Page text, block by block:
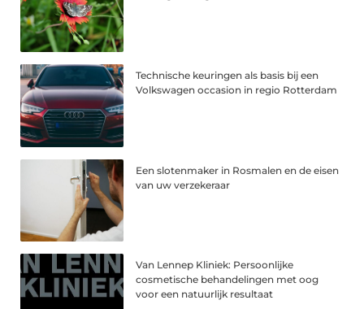
Technische keuringen als basis bij een
Volkswagen occasion in regio Rotterdam
Een slotenmaker in Rosmalen en de eisen
van uw verzekeraar
Van Lennep Kliniek: Persoonlijke
cosmetische behandelingen met oog
voor een natuurlijk resultaat